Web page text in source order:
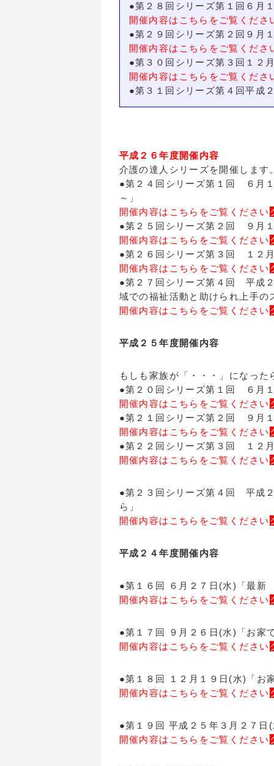
●第２８回シリーズ第１回６月
開催内容はこちらをご覧くださ
●第２９回シリーズ第２回９月
開催内容はこちらをご覧くださ
●第３０回シリーズ第３回１２
開催内容はこちらをご覧くださ
●第３１回シリーズ第４回平成
平成２６年度開催内容
介護の達人シリーズを開催します
●第２４回シリーズ第１回 ６月
～」
開催内容はこちらをご覧ください
●第２５回シリーズ第２回 ９月
開催内容はこちらをご覧ください
●第２６回シリーズ第３回 １２
開催内容はこちらをご覧ください
●第２７回シリーズ第４回 平成
域での福祉活動と助けられ上手の
開催内容はこちらをご覧ください
平成２５年度開催内容
もしも家族が「・・・」になっ
●第２０回シリーズ第１回 ６月
開催内容はこちらをご覧ください
●第２１回シリーズ第２回 ９月
開催内容はこちらをご覧ください
●第２２回シリーズ第３回 １２
開催内容はこちらをご覧ください
●第２３回シリーズ第４回 平成
ら」
開催内容はこちらをご覧ください
平成２４年度開催内容
●第１６回 ６月２７日(水)「最
開催内容はこちらをご覧ください
●第１７回 ９月２６日(水)「お家
開催内容はこちらをご覧ください
●第１８回 １２月１９日(水)「お
開催内容はこちらをご覧ください
●第１９回 平成２５年３月２７
開催内容はこちらをご覧ください